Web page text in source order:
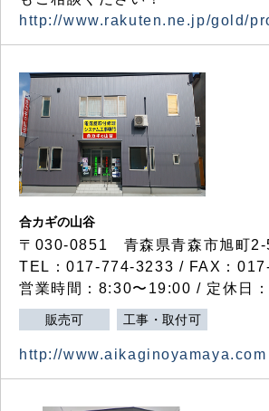
http://www.rakuten.ne.jp/gold/
合カギの山谷
〒030-0851 青森県青森市旭町2-
TEL：017-774-3233 / FAX：
営業時間：8:30〜19:00 / 定休日：
販売可 工事・取付可
http://www.aikaginoyamaya.com